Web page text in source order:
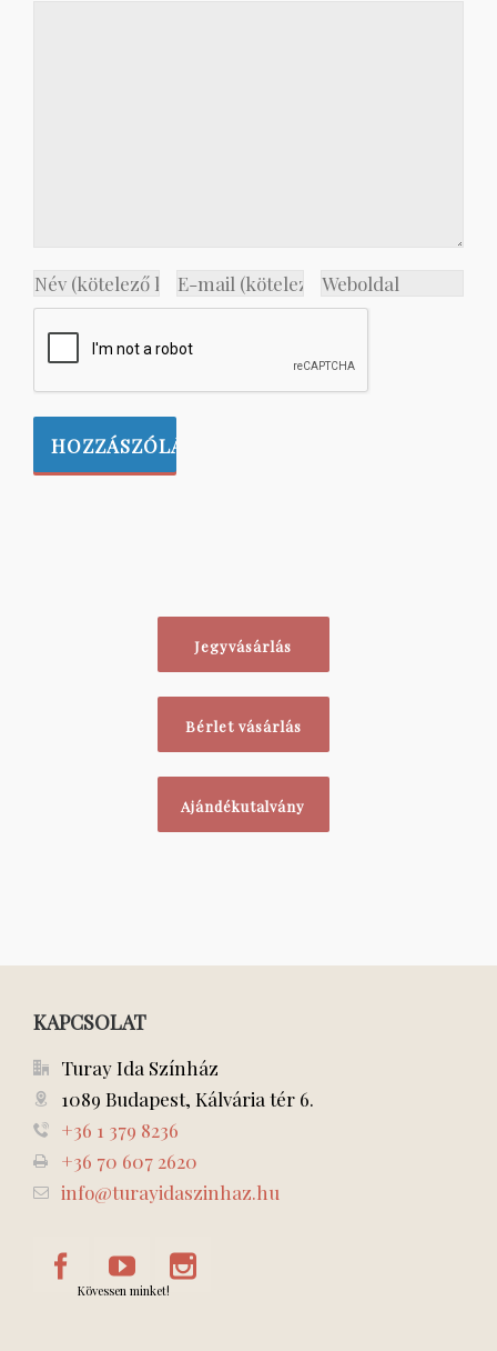
Jegyvásárlás
Bérlet vásárlás
Ajándékutalvány
KAPCSOLAT
Turay Ida Színház
1089 Budapest, Kálvária tér 6.
+36 1 379 8236
+36 70 607 2620
info@turayidaszinhaz.hu
Kövessen minket!